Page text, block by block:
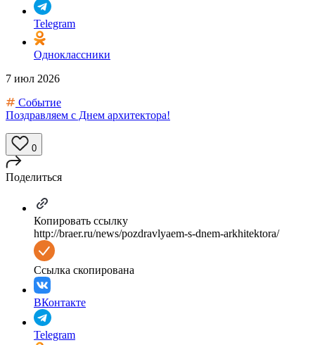
Telegram
Одноклассники
7 июл 2026
Событие
Поздравляем с Днем архитектора!
0
Поделиться
Копировать ссылку
http://braer.ru/news/pozdravlyaem-s-dnem-arkhitektora/
Ссылка скопирована
ВКонтакте
Telegram